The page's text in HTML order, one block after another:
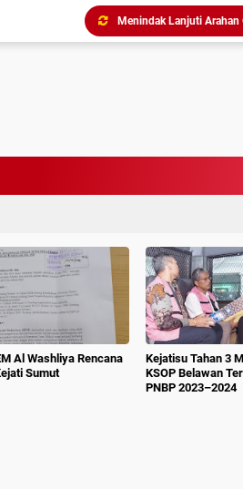
Tim Pidsus Kejari Medan
Triliunan Bantuan
Al Washliya Rencana
Sumut
Kejatisu Tahan 3
KSOP Belawan
PNBP 2023–2024